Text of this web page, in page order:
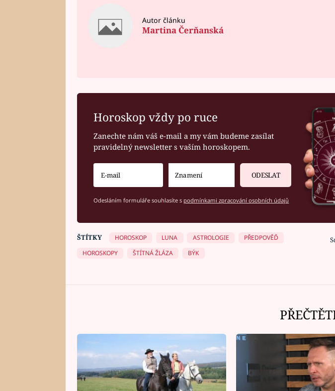
Autor článku
Martina Čerňanská
Horoskop vždy po ruce
Zanechte nám váš e-mail a my vám budeme zasílat
pravidelný newsletter s vaším horoskopem.
ODESLAT
Odesláním formuláře souhlasíte s podmínkami zpracování osobních údajů
ŠTÍTKY HOROSKOP LUNA ASTROLOGIE
PŘEDPOVĚĎ
HOROSKOPY
ŠTÍTNÁ ŽLÁZA BÝK